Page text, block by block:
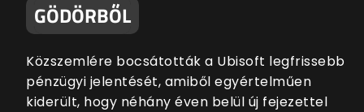
GÖDÖRBŐL
Közszemlére bocsátották a Ubisoft legfrissebb
pénzügyi jelentését, amiből egyértelműen
kiderült, hogy néhány éven belül új fejezettel